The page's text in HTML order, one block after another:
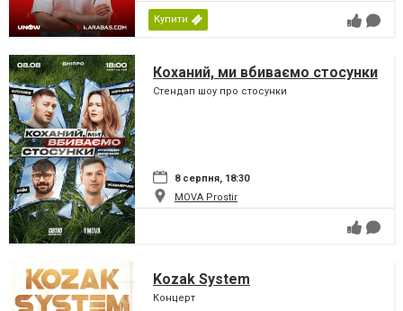
Купити
Коханий, ми вбиваємо стосунки
Стендап шоу про стосунки
8 серпня, 18:30
MOVA Рrostir
Kozak System
Концерт